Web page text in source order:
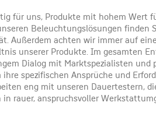
für uns, Produkte mit hohem Wert
Beleuchtungslösungen finden
Außerdem achten wir immer auf
unserer Produkte. Im gesamten
Dialog mit Marktspezialisten und
ihre spezifischen Ansprüche und
eng mit unseren Dauertestern,
rauer, anspruchsvoller